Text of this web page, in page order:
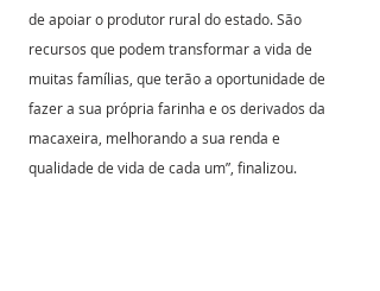
de apoiar o produtor rural do estado. São
recursos que podem transformar a vida de
muitas famílias, que terão a oportunidade de
fazer a sua própria farinha e os derivados da
macaxeira, melhorando a sua renda e
qualidade de vida de cada um”, finalizou.